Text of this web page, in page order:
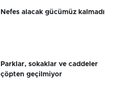
Nefes alacak gücümüz kalmadı
Parklar, sokaklar ve caddeler
çöpten geçilmiyor